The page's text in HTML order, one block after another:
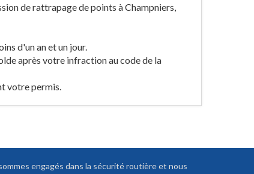
de rattrapage de points à Champniers,
d'un an et un jour.
après votre infraction au code de la
votre permis.
engagés dans la sécurité routière et nous